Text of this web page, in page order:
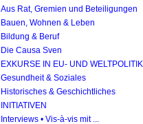
Aus Rat, Gremien und Beteiligungen
Bauen, Wohnen & Leben
Bildung & Beruf
Die Causa Sven
EXKURSE IN EU- UND WELTPOLITIK
Gesundheit & Soziales
Historisches & Geschichtliches
INITIATIVEN
Interviews • Vis-à-vis mit ...